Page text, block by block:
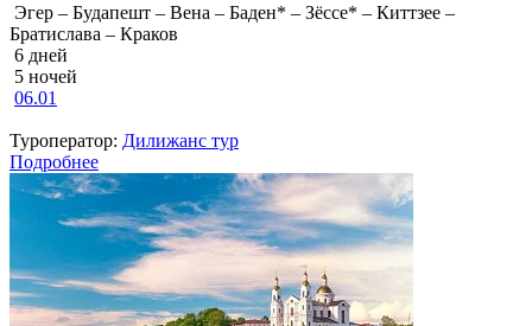
Эгер – Будапешт – Вена – Баден* – Зёссе* – Киттзее –
Братислава – Краков
6 дней
5 ночей
06.01
Туроператор: Дилижанс тур
Подробнее